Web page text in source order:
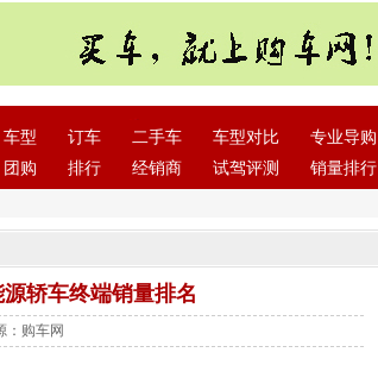
车型 订车 二手车 车型对比
专业导购
团购
排行 经销商 试驾评测 销量排行
轿车终端销量排名
：购车网